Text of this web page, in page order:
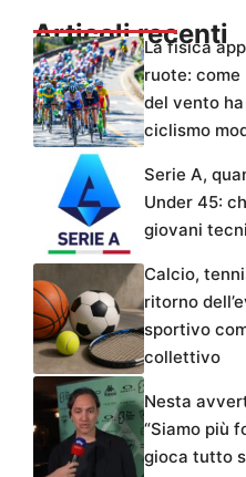
Articoli recenti
La fisica
ruote: come
del vento
ciclismo
Serie A,
Under 45:
giovani
Calcio,
ritorno
sportivo
collettivo
Nesta
“Siamo più
gioca tutto